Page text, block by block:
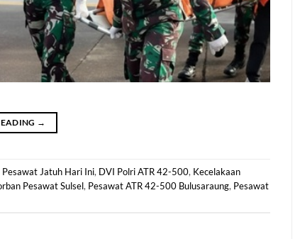
→
Pesawat Jatuh Hari Ini, DVI Polri ATR 42-500, Kecelakaan
Pesawat Sulsel, Pesawat ATR 42-500 Bulusaraung, Pesawat